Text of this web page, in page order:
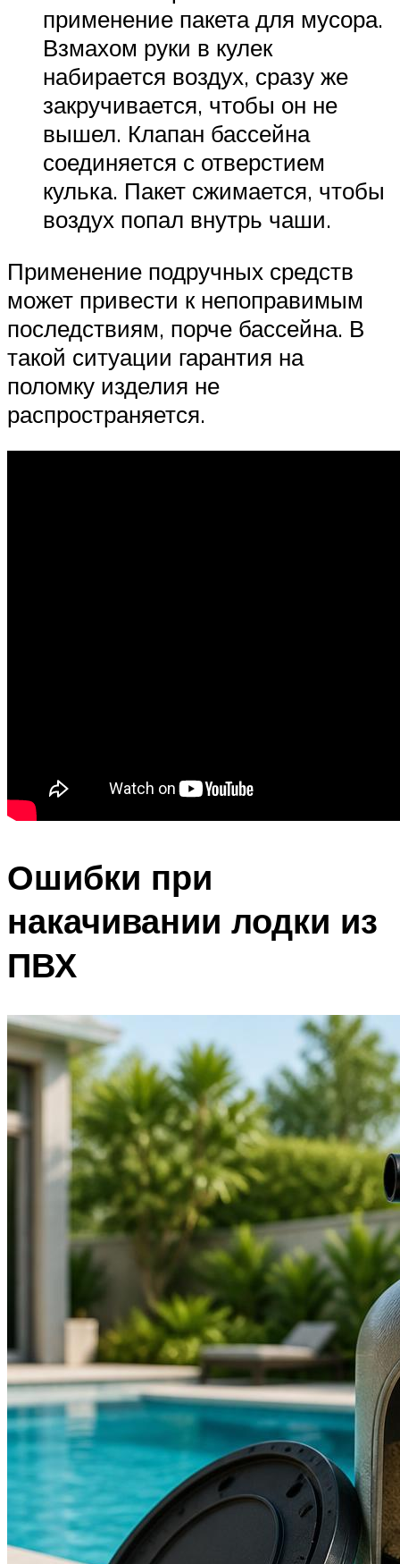
применение пакета для мусора.
Взмахом руки в кулек
набирается воздух, сразу же
закручивается, чтобы он не
вышел. Клапан бассейна
соединяется с отверстием
кулька. Пакет сжимается, чтобы
воздух попал внутрь чаши.
Применение подручных средств
может привести к непоправимым
последствиям, порче бассейна. В
такой ситуации гарантия на
поломку изделия не
распространяется.
Ошибки при
накачивании лодки из
ПВХ